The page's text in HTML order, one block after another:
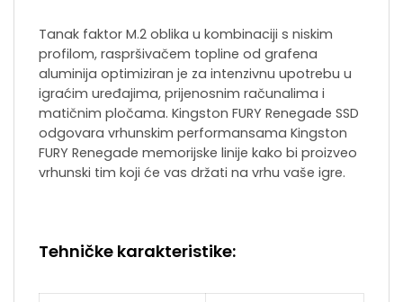
Tanak faktor M.2 oblika u kombinaciji s niskim
profilom, raspršivačem topline od grafena
aluminija optimiziran je za intenzivnu upotrebu u
igraćim uređajima, prijenosnim računalima i
matičnim pločama. Kingston FURY Renegade SSD
odgovara vrhunskim performansama Kingston
FURY Renegade memorijske linije kako bi proizveo
vrhunski tim koji će vas držati na vrhu vaše igre.
Tehničke karakteristike: